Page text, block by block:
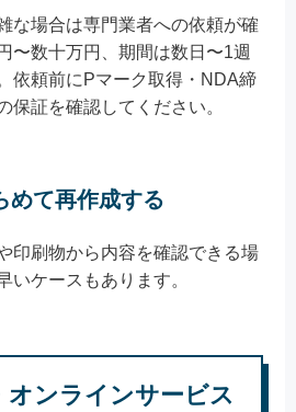
な場合は専門業者への依頼が確
〜数十万円、期間は数日〜1週
依頼前にPマーク取得・NDA締
保証を確認してください。
めて再作成する
印刷物から内容を確認できる場
いケースもあります。
オンラインサービス